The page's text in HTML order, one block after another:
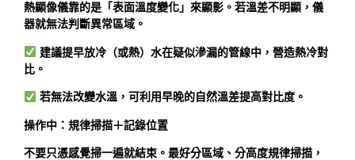
熱顯像儀靠的是「表面溫度變化」來顯影。若溫差不明顯，儀
器就無法判斷異常區域。
建議提早放冷（或熱）水在疑似滲漏的管線中，營造熱冷對
比。
若無法改變水溫，可利用早晚的自然溫差提高對比度。
操作中：規律掃描＋記錄位置
不要只憑感覺掃一遍就結束。最好分區域、分高度規律掃描，